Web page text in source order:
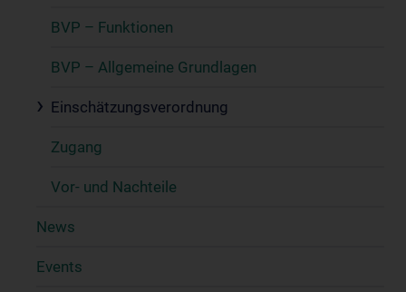
BVP – Funktionen
BVP – Allgemeine Grundlagen
Einschätzungsverordnung
Zugang
Vor- und Nachteile
News
Events